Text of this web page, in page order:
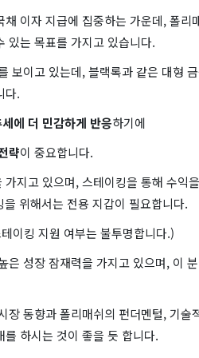
채 이자 지급에 집중하는 가운데, 폴
있는 목표를 가지고 있습니다.
보이고 있는데, 블랙록과 같은 대형
다.
에 더 민감하게 반응하기에
략이 중요합니다.
지고 있으며, 스테이킹을 통해 수익
위해서는 전용 지갑이 필요합니다.
이킹 지원 여부는 불투명합니다.)
은 성장 잠재력을 가지고 있으며, 이
장 동향과 폴리매쉬의 펀더멘털, 기술
하시는 것이 좋을 듯 합니다.